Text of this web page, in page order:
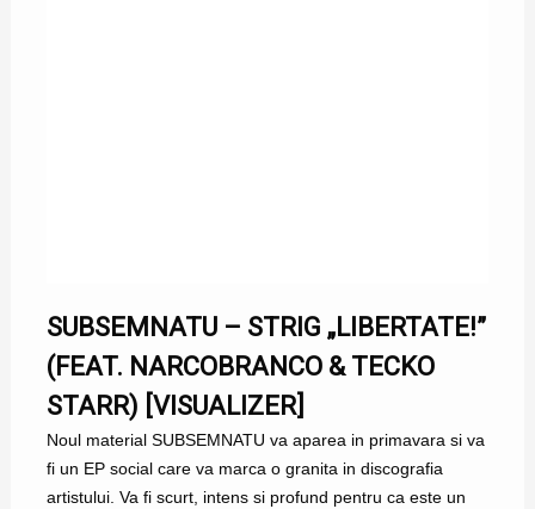
SUBSEMNATU – STRIG „LIBERTATE!”
(FEAT. NARCOBRANCO & TECKO
STARR) [VISUALIZER]
Noul material SUBSEMNATU va aparea in primavara si va
fi un EP social care va marca o granita in discografia
artistului. Va fi scurt, intens si profund pentru ca este un